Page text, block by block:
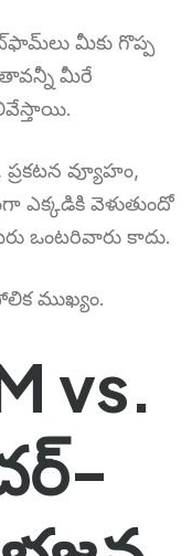
మీకు గొప్ప
మీరే
వ్యూహం,
ఎక్కడికి వెళుతుందో
ఒంటరివారు కాదు.
ముఖ్యం.
vs.